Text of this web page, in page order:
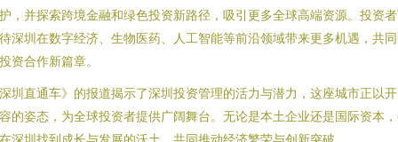
，并探索跨境金融和绿色投资新路径，吸引更多全球高端资源。投资
深圳在数字经济、生物医药、人工智能等前沿领域带来更多机遇，共
资合作新篇章。
圳直通车》的报道揭示了深圳投资管理的活力与潜力，这座城市正以
的姿态，为全球投资者提供广阔舞台。无论是本土企业还是国际资本
深圳找到成长与发展的沃土，共同推动经济繁荣与创新突破。